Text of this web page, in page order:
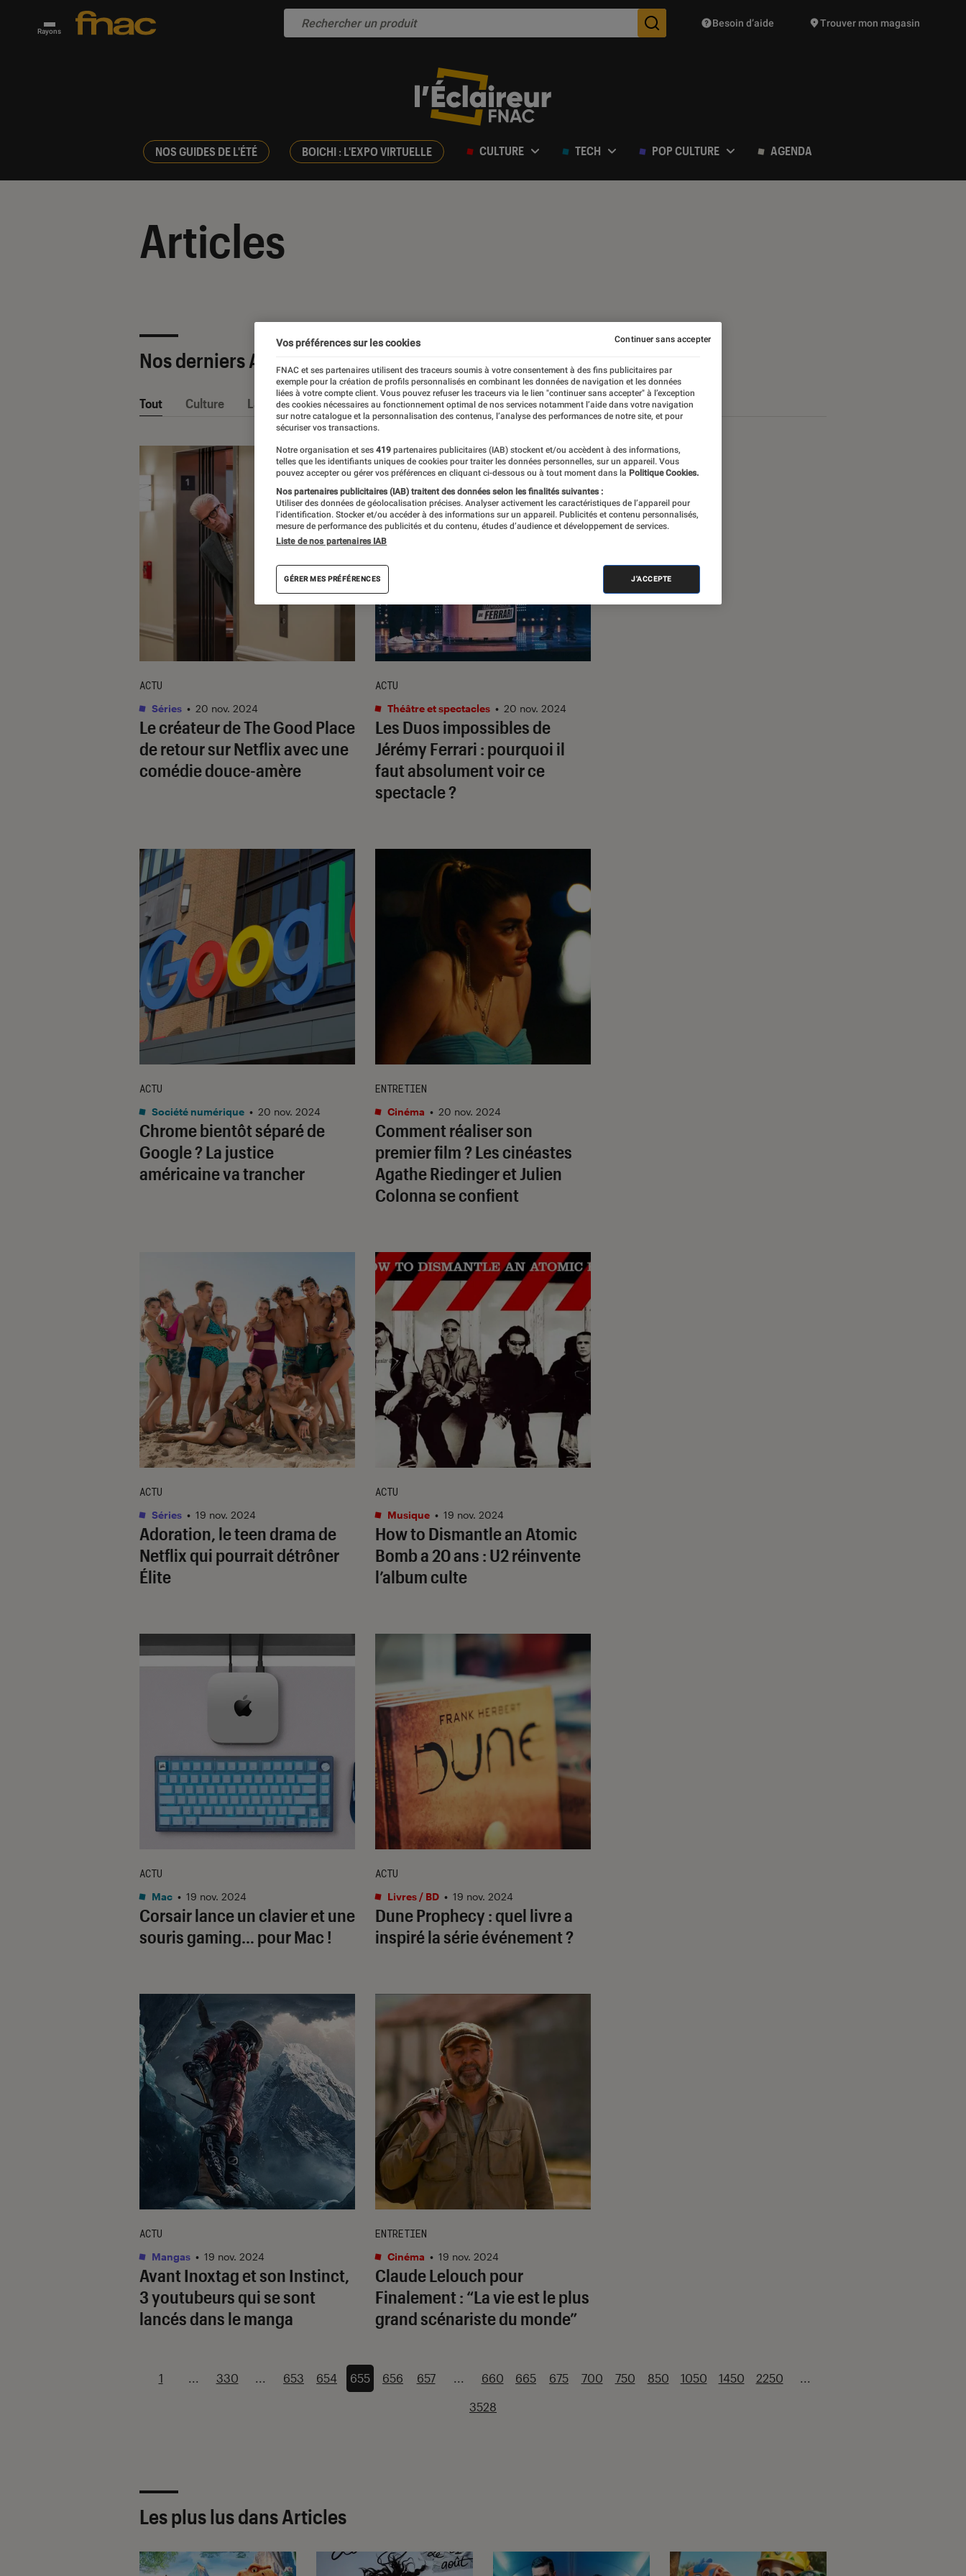
Rayons Des suggestions de produits vont vous être proposées
Besoin d’aide Trouver mon magasin
NOS GUIDES DE L'ÉTÉ BOICHI : L'EXPO VIRTUELLE CULTURE TECH POP CULTURE AGENDA
Articles
Nos derniers Articles
Tout Culture La Claque Fnac Nos conseils Pop Culture Tech
Le créateur deThe Good Place
de retour sur Netflix avec une
comédie douce-amère
ACTU
Séries • 20 nov. 2024
Les Duos impossibles de
Jérémy Ferrari : pourquoi il
faut absolument voir ce
spectacle ?
ACTU
Théâtre et spectacles • 20 nov. 2024
Chrome bientôt séparé de
Google ? La justice
américaine va trancher
ACTU
Société numérique • 20 nov. 2024
Comment réaliser son
premier film ? Les cinéastes
Agathe Riedinger et Julien
Colonna se confient
ENTRETIEN
Cinéma • 20 nov. 2024
Adoration, le teen drama de
Netflix qui pourrait détrôner
Élite
ACTU
Séries • 19 nov. 2024
How to Dismantle an Atomic
Bomba 20 ans : U2 réinvente
l’album culte
ACTU
Musique • 19 nov. 2024
Corsair lance un clavier et une
souris gaming… pour Mac !
ACTU
Mac • 19 nov. 2024
Dune Prophecy : quel livre a
inspiré la série événement ?
ACTU
Livres / BD • 19 nov. 2024
Avant Inoxtag et son Instinct,
3 youtubeurs qui se sont
lancés dans le manga
ACTU
Mangas • 19 nov. 2024
Claude Lelouch pour
Finalement : “La vie est le plus
grand scénariste du monde”
ENTRETIEN
Cinéma • 19 nov. 2024
1 ... 330 ... 653 654 655 656 657 ... 660 665 675 700 750 850 1050 1450 2250 ...
3528
Les plus lus dans Articles
Vos préférences sur les cookies
FNAC et ses partenaires utilisent des traceurs soumis à votre consentement à des fins publicitaires par
exemple pour la création de profils personnalisés en combinant les données de navigation et les données
liées à votre compte client. Vous pouvez refuser les traceurs via le lien "continuer sans accepter" à l’exception
des cookies nécessaires au fonctionnement optimal de nos services notamment l’aide dans votre navigation
sur notre catalogue et la personnalisation des contenus, l’analyse des performances de notre site, et pour
sécuriser vos transactions.
Notre organisation et ses 419 partenaires publicitaires (IAB) stockent et/ou accèdent à des informations,
telles que les identifiants uniques de cookies pour traiter les données personnelles, sur un appareil. Vous
pouvez accepter ou gérer vos préférences en cliquant ci-dessous ou à tout moment dans la Politique Cookies.
Nos partenaires publicitaires (IAB) traitent des données selon les finalités suivantes :
Utiliser des données de géolocalisation précises. Analyser activement les caractéristiques de l’appareil pour
l’identification. Stocker et/ou accéder à des informations sur un appareil. Publicités et contenu personnalisés,
mesure de performance des publicités et du contenu, études d’audience et développement de services.
Liste de nos partenaires IAB
GÉRER MES PRÉFÉRENCES J'ACCEPTE
Continuer sans accepter